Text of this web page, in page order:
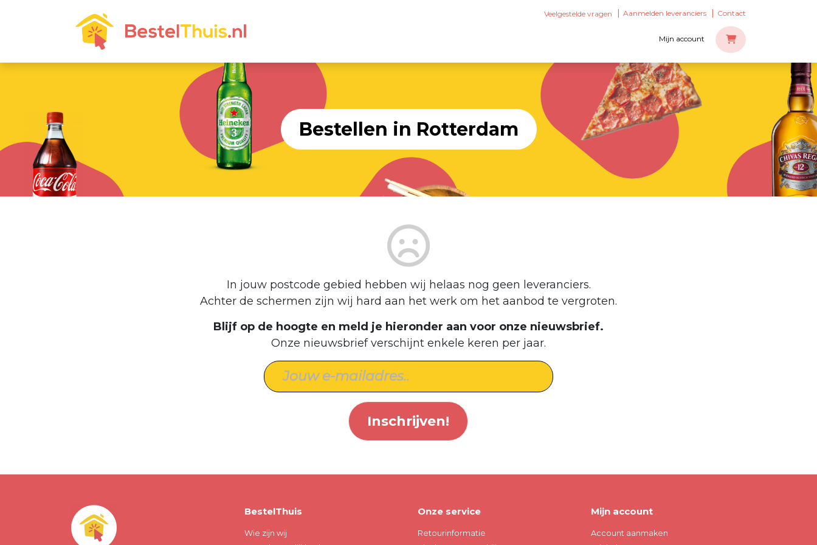
Veelgestelde vragen Aanmelden leveranciers Contact
Mijn account
Bestellen in Rotterdam
In jouw postcode gebied hebben wij helaas nog geen leveranciers.
Achter de schermen zijn wij hard aan het werk om het aanbod te vergroten.
Blijf op de hoogte en meld je hieronder aan voor onze nieuwsbrief.
Onze nieuwsbrief verschijnt enkele keren per jaar.
Inschrijven!
BestelThuis
Wie zijn wij
Onze service
Retourinformatie
Mijn account
Account aanmaken